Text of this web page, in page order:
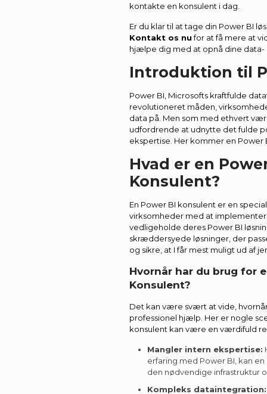
kontakte en konsulent i dag.
Er du klar til at tage din Power BI
Kontakt os nufor at få mere at
hjælpe dig med at opnå dine data-
Introduktion til
Power BI, Microsofts kraftfulde
revolutioneret måden,
data på. Men som med ethvert
udfordrende at udnytte det fulde
ekspertise. Her kommer en Power
Hvad er en
Konsulent?
En Power BI konsulent er en
virksomheder med at
vedligeholde deres Power BI
skræddersyede løsninger, der
og sikre, at I får mest muligt ud af
Hvornår har du brug for
Konsulent?
Det kan være svært at vide,
professionel hjælp. Her er nogle
konsulent kan være en værdifuld
Mangler intern ekspertise:
erfaring med Power BI, kan
den nødvendige infrastruktur
Kompleks dataintegration: